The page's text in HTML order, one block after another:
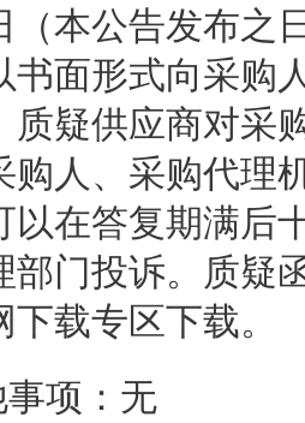
（本公告发布之
书面形式向采购
质疑供应商对采
购人、采购代理
以在答复期满后
部门投诉。质疑
下载专区下载。
项： 无